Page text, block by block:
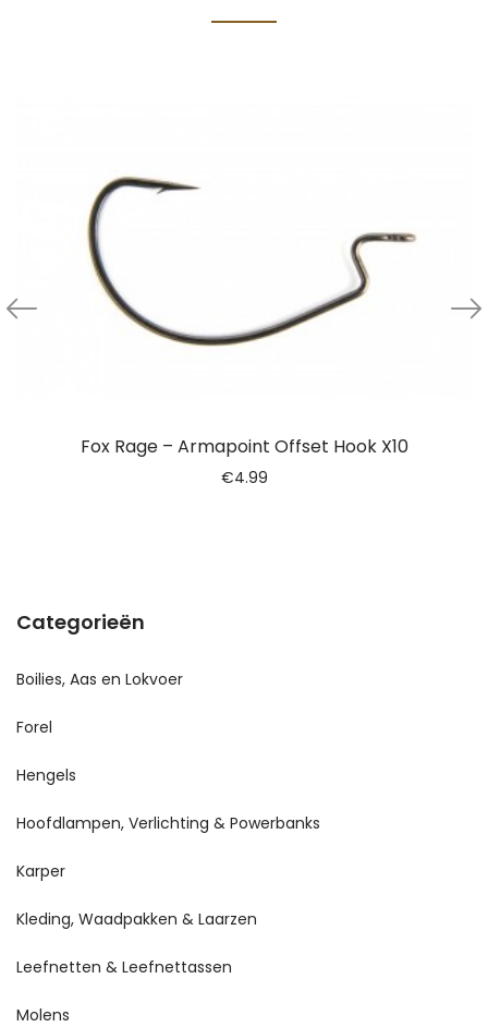
Fox Rage – Armapoint Offset Hook X10
€4.99
Categorieën
Boilies, Aas en Lokvoer
Forel
Hengels
Hoofdlampen, Verlichting & Powerbanks
Karper
Kleding, Waadpakken & Laarzen
Leefnetten & Leefnettassen
Molens